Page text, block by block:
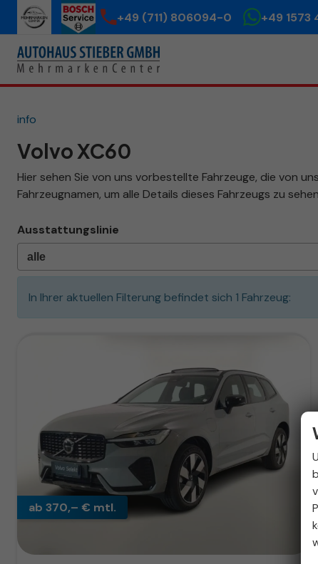
+49 (711) 806094-0 +49 1573
info
Volvo XC60
Hier sehen Sie von uns vorbestellte Fahrzeuge, die von
Fahrzeugnamen, um alle Details dieses Fahrzeugs zu
Ausstattungslinie
In Ihrer aktuellen Filterung befindet sich 1 Fahrzeug:
ab 370,– € mtl.